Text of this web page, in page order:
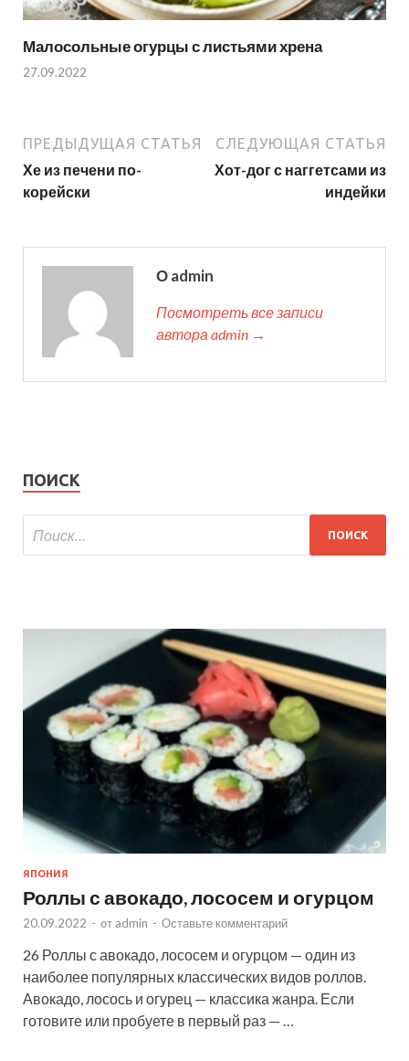
Малосольные огурцы с листьями хрена
27.09.2022
ПРЕДЫДУЩАЯ СТАТЬЯ
Хе из печени по-
корейски
СЛЕДУЮЩАЯ СТАТЬЯ
Хот-дог с наггетсами из
индейки
О admin
Посмотреть все записи
автора admin →
ПОИСК
ЯПОНИЯ
Роллы с авокадо, лососем и огурцом
20.09.2022 - от admin - Оставьте комментарий
26 Роллы с авокадо, лососем и огурцом — один из
наиболее популярных классических видов роллов.
Авокадо, лосось и огурец — классика жанра. Если
готовите или пробуете в первый раз — …